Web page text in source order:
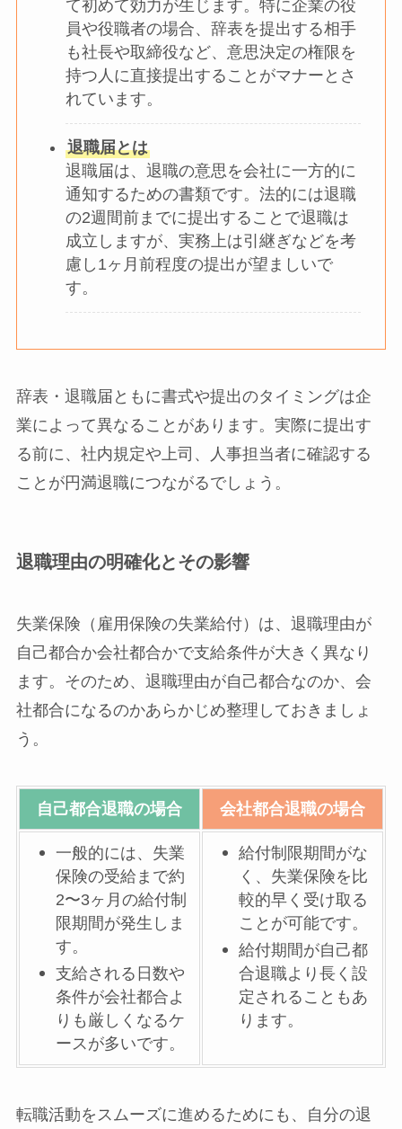
て初めて効力が生じます。特に企業の役
員や役職者の場合、辞表を提出する相手
も社長や取締役など、意思決定の権限を
持つ人に直接提出することがマナーとさ
れています。
退職届とは
退職届は、退職の意思を会社に一方的に
通知するための書類です。法的には退職
の2週間前までに提出することで退職は
成立しますが、実務上は引継ぎなどを考
慮し1ヶ月前程度の提出が望ましいで
す。
辞表・退職届ともに書式や提出のタイミングは企
業によって異なることがあります。実際に提出す
る前に、社内規定や上司、人事担当者に確認する
ことが円満退職につながるでしょう。
退職理由の明確化とその影響
失業保険（雇用保険の失業給付）は、退職理由が
自己都合か会社都合かで支給条件が大きく異なり
ます。そのため、退職理由が自己都合なのか、会
社都合になるのかあらかじめ整理しておきましょ
う。
自己都合退職の場合 会社都合退職の場合
一般的には、失業
保険の受給まで約
2〜3ヶ月の給付制
限期間が発生しま
す。
支給される日数や
条件が会社都合よ
りも厳しくなるケ
ースが多いです。
給付制限期間がな
く、失業保険を比
較的早く受け取る
ことが可能です。
給付期間が自己都
合退職より長く設
定されることもあ
ります。
転職活動をスムーズに進めるためにも、自分の退